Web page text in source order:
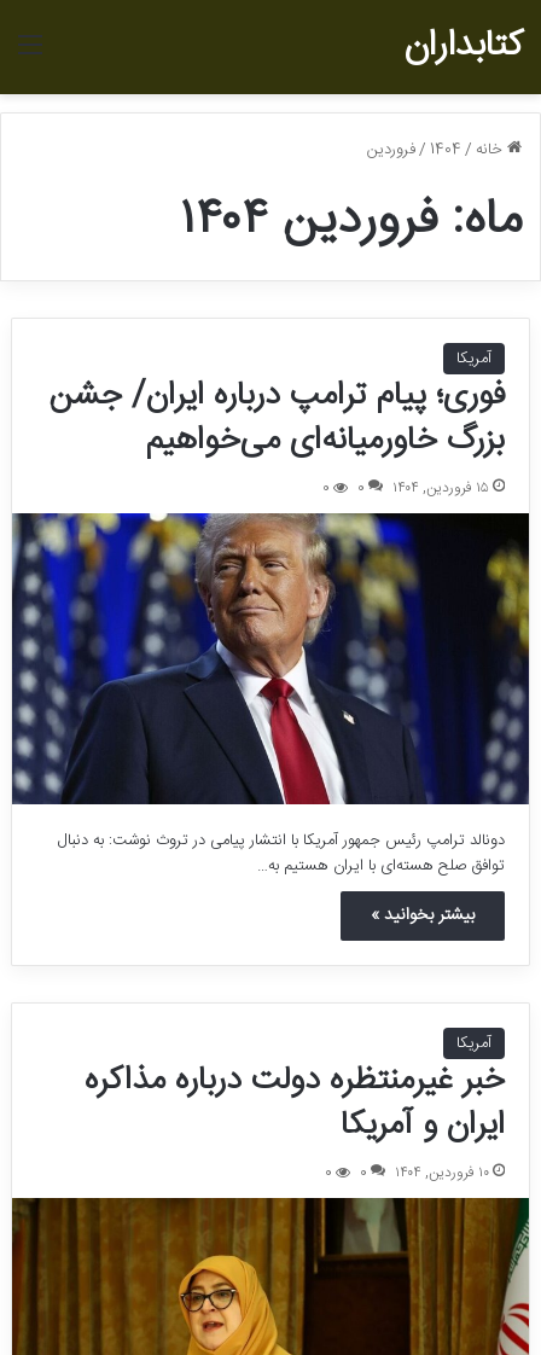
کتابداران
خانه /
1404
/فروردین
ماه:فروردین ۱۴۰۴
آمریکا
فوری؛ پیام ترامپ درباره ایران/ جشن
بزرگ خاورمیانه‌ای می‌خواهیم
۱۵ فروردین, ۱۴۰۴ 0
0
دونالد ترامپ رئیس جمهور آمریکا با انتشار پیامی در تروث نوشت: به دنبال
توافق صلح هسته‌ای با ایران هستیم به…
بیشتر بخوانید »
آمریکا
خبر غیرمنتظره دولت درباره مذاکره
ایران و آمریکا
۱۰ فروردین, ۱۴۰۴ 0
0